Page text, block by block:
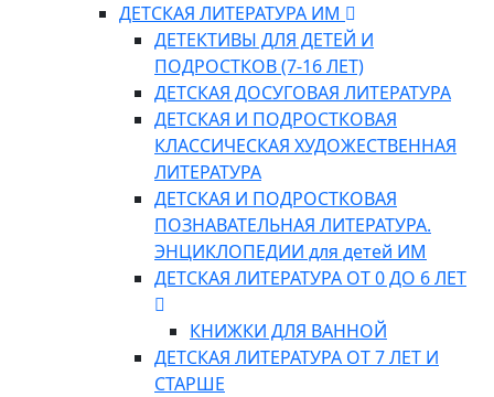
ДЕТСКАЯ ЛИТЕРАТУРА ИМ
ДЕТЕКТИВЫ ДЛЯ ДЕТЕЙ И
ПОДРОСТКОВ (7-16 ЛЕТ)
ДЕТСКАЯ ДОСУГОВАЯ ЛИТЕРАТУРА
ДЕТСКАЯ И ПОДРОСТКОВАЯ
КЛАССИЧЕСКАЯ ХУДОЖЕСТВЕННАЯ
ЛИТЕРАТУРА
ДЕТСКАЯ И ПОДРОСТКОВАЯ
ПОЗНАВАТЕЛЬНАЯ ЛИТЕРАТУРА.
ЭНЦИКЛОПЕДИИ для детей ИМ
ДЕТСКАЯ ЛИТЕРАТУРА ОТ 0 ДО 6 ЛЕТ
КНИЖКИ ДЛЯ ВАННОЙ
ДЕТСКАЯ ЛИТЕРАТУРА ОТ 7 ЛЕТ И
СТАРШЕ